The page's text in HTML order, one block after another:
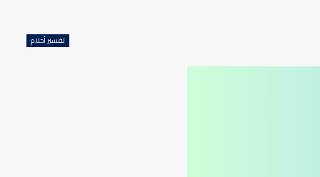
تفسير أحلام